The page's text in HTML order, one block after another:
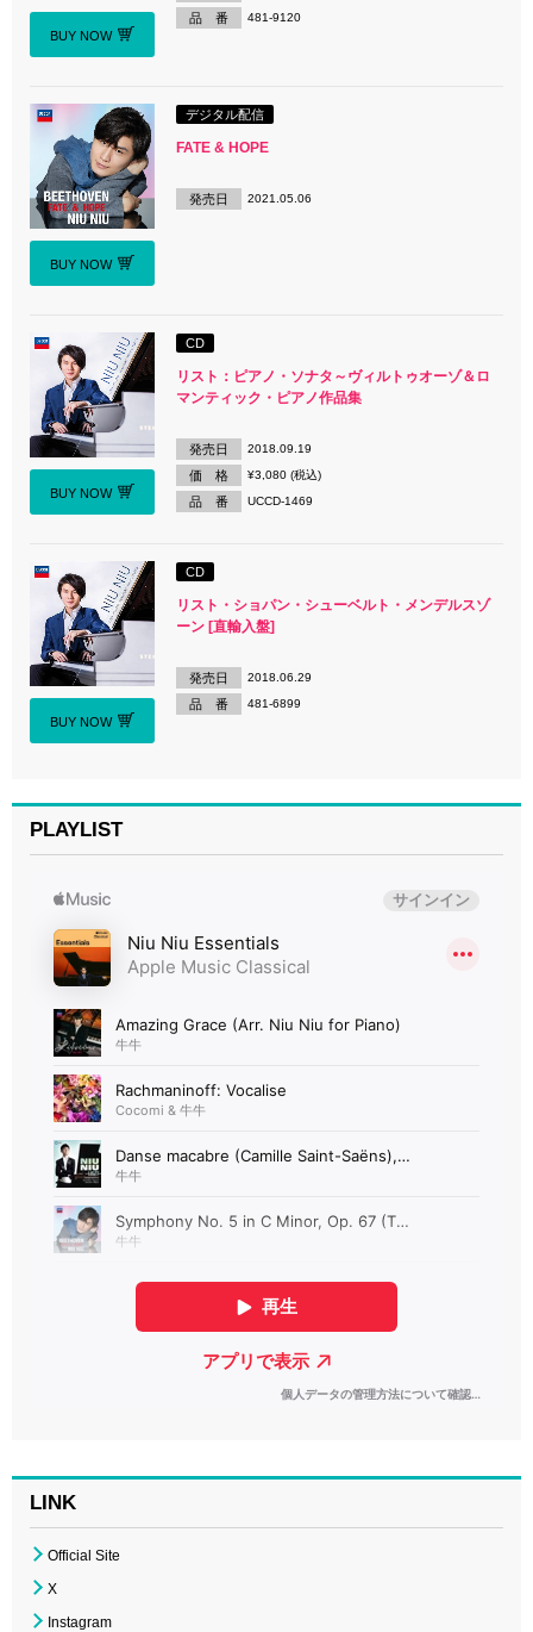
BUY NOW
品 番 481-9120
BUY NOW
デジタル配信
FATE & HOPE
発売日 2021.05.06
BUY NOW
CD
リスト：ピアノ・ソナタ～ヴィルトゥオーゾ＆ロ
マンティック・ピアノ作品集
発売日 2018.09.19
価 格 ¥3,080 (税込)
品 番 UCCD-1469
BUY NOW
CD
リスト・ショパン・シューベルト・メンデルスゾ
ーン [直輸入盤]
発売日 2018.06.29
品 番 481-6899
PLAYLIST
LINK
Official Site
X
Instagram